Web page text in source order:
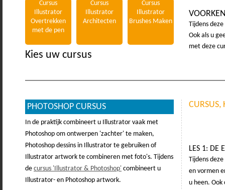
Cursus
Illustrator
Overtrekken
met de pen
Cursus
Illustrator
Architecten
Cursus
Illustrator
Brushes Maken
Kies uw cursus
Tijdens
Ook als u
met deze
PHOTOSHOP CURSUS
In de praktijk combineert u Illustrator vaak met
Photoshop om ontwerpen 'zachter' te maken,
Photoshop dessins in Illustrator te gebruiken of
Illustrator artwork te combineren met foto's. Tijdens
de cursus 'Illustrator & Photoshop' combineert u
Illustrator- en Photoshop artwork.
CURSUS,
LES 1: DE
Tijdens
en vormen
u heen. Ook